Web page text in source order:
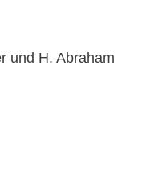
und H. Abraham